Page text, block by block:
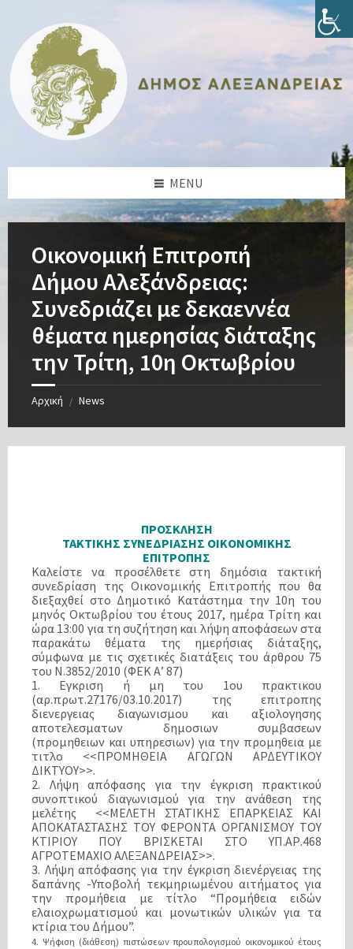
content
sidebar
sidebar
footer
MENU
Οικονομική Επιτροπή
Δήμου Αλεξάνδρειας:
Συνεδριάζει με δεκαεννέα
θέματα ημερησίας διάταξης
την Τρίτη, 10η Οκτωβρίου
Αρχική / News
ΠΡΟΣΚΛΗΣΗ
ΤΑΚΤΙΚΗΣ ΣΥΝΕΔΡΙΑΣΗΣ ΟΙΚΟΝΟΜΙΚΗΣ
ΕΠΙΤΡΟΠΗΣ
Καλείστε να προσέλθετε στη δημόσια τακτική
συνεδρίαση της Οικονομικής Επιτροπής που θα
διεξαχθεί στο Δημοτικό Κατάστημα την 10η του
μηνός Οκτωβρίου του έτους 2017, ημέρα Τρίτη και
ώρα 13:00 για τη συζήτηση και λήψη αποφάσεων στα
παρακάτω θέματα της ημερήσιας διάταξης,
σύμφωνα με τις σχετικές διατάξεις του άρθρου 75
του Ν.3852/2010 (ΦΕΚ Α’ 87)
1. Εγκριση ή μη του 1ου πρακτικου
(αρ.πρωτ.27176/03.10.2017) της επιτροπης
διενεργειας διαγωνισμου και αξιολογησης
αποτελεσματων δημοσιων συμβασεων
(προμηθειων και υπηρεσιων) για την προμηθεια με
τιτλο <<ΠΡΟΜΗΘΕΙΑ ΑΓΩΓΩΝ ΑΡΔΕΥΤΙΚΟΥ
ΔΙΚΤΥΟΥ>>.
2. Λήψη απόφασης για την έγκριση πρακτικού
συνοπτικού διαγωνισμού για την ανάθεση της
μελέτης <<ΜΕΛΕΤΗ ΣΤΑΤΙΚΗΣ ΕΠΑΡΚΕΙΑΣ ΚΑΙ
ΑΠΟΚΑΤΑΣΤΑΣΗΣ ΤΟΥ ΦΕΡΟΝΤΑ ΟΡΓΑΝΙΣΜΟΥ ΤΟΥ
ΚΤΙΡΙΟΥ ΠΟΥ ΒΡΙΣΚΕΤΑΙ ΣΤΟ ΥΠ.ΑΡ.468
ΑΓΡΟΤΕΜΑΧΙΟ ΑΛΕΞΑΝΔΡΕΙΑΣ>>.
3. Λήψη απόφασης για την έγκριση διενέργειας της
δαπάνης -Υποβολή τεκμηριωμένου αιτήματος για
την προμήθεια με τίτλο “Προμήθεια ειδών
ελαιοχρωματισμού και μονωτικών υλικών για τα
κτίρια του Δήμου”.
4. Ψήφιση (διάθεση) πιστώσεων προυπολογισμού οικονομικού έτους